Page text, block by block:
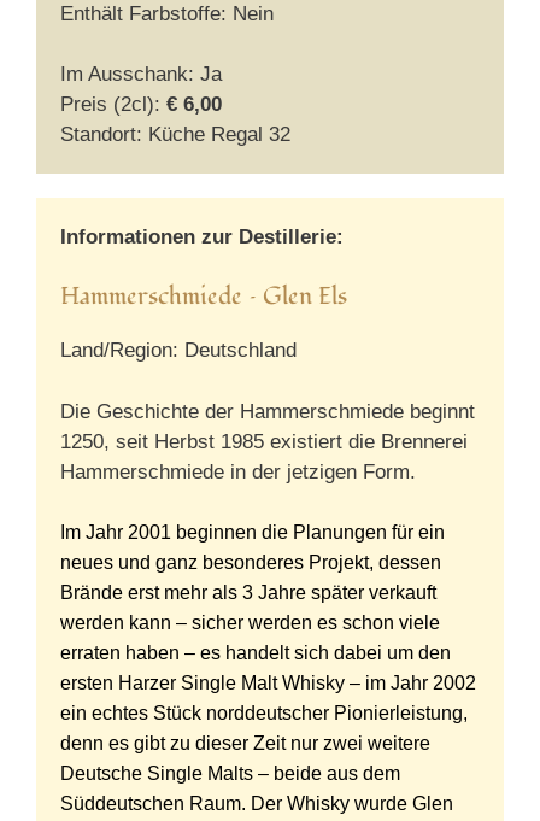
Enthält Farbstoffe: Nein
Im Ausschank: Ja
Preis (2cl): € 6,00
Standort: Küche Regal 32
Informationen zur Destillerie:
Hammerschmiede – Glen Els
Land/Region: Deutschland
Die Geschichte der Hammerschmiede beginnt
1250, seit Herbst 1985 existiert die Brennerei
Hammerschmiede in der jetzigen Form.
Im Jahr 2001 beginnen die Planungen für ein
neues und ganz besonderes Projekt, dessen
Brände erst mehr als 3 Jahre später verkauft
werden kann – sicher werden es schon viele
erraten haben – es handelt sich dabei um den
ersten Harzer Single Malt Whisky – im Jahr 2002
ein echtes Stück norddeutscher Pionierleistung,
denn es gibt zu dieser Zeit nur zwei weitere
Deutsche Single Malts – beide aus dem
Süddeutschen Raum. Der Whisky wurde Glen